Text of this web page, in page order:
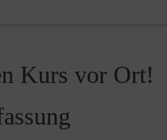
Kurs vor Ort!